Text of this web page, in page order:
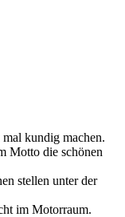
kundig machen.
Motto die schönen
stellen unter der
im Motorraum.